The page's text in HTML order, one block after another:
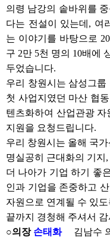
의령 남강의 솥바위를
다는 전설이 있는데, 여
는 이야기를 바탕으로
구 2만 5천 명의 10배에
두었습니다.
우리 창원시는 삼성그
첫 사업지였던 마산 협
텐츠화하여 산업관광 자
지원을 요청드립니다.
우리 창원시는 올해 국
명실공히 근대화의 기지
더 나아가 기업 하기 좋
인과 기업을 존중하고
자원으로 연계될 수 있
끝까지 경청해 주셔서
○의장 손태화
김남수